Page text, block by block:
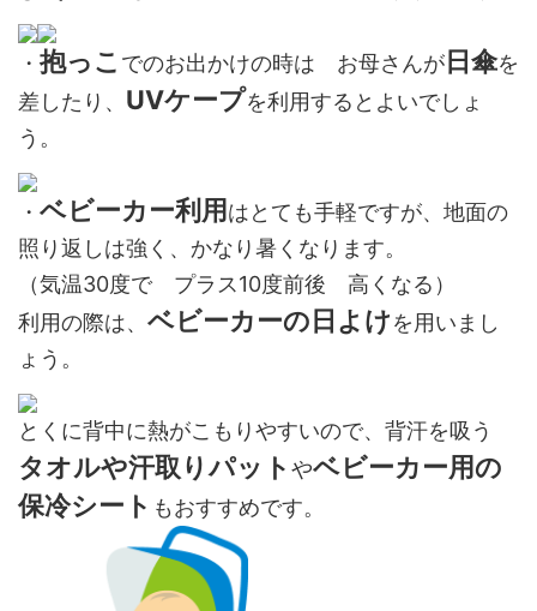
・ 抱っこ でのお出かけの時は お母さんが 日傘を
差したり、 UVケープを利用するとよいでしょ
う。
・ ベビーカー利用 はとても手軽ですが、地面の
照り返しは強く、かなり暑くなります。
（気温30度で プラス10度前後 高くなる）
利用の際は、 ベビーカーの日よけを用いまし
ょう。
とくに背中に熱がこもりやすいので、背汗を吸う
タオルや汗取りパット やベビーカー用の
保冷シート もおすすめです。